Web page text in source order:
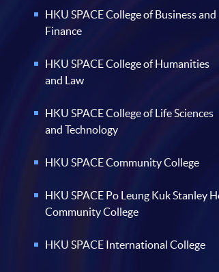
HKU SPACE College of Business and
Finance
HKU SPACE College of Humanities
and Law
HKU SPACE College of Life Sciences
and Technology
HKU SPACE Community College
HKU SPACE Po Leung Kuk Stanley
Community College
HKU SPACE International College